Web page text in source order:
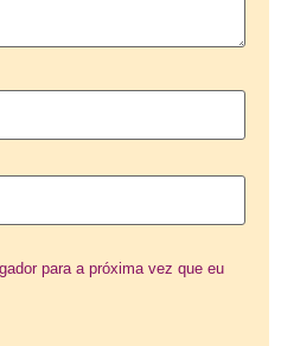
para a próxima vez que eu